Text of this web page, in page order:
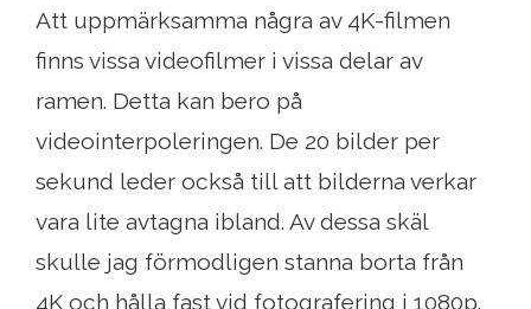
Att uppmärksamma några av 4K-filmen
finns vissa videofilmer i vissa delar av
ramen. Detta kan bero på
videointerpoleringen. De 20 bilder per
sekund leder också till att bilderna verkar
vara lite avtagna ibland. Av dessa skäl
skulle jag förmodligen stanna borta från
4K och hålla fast vid fotografering i 1080p.